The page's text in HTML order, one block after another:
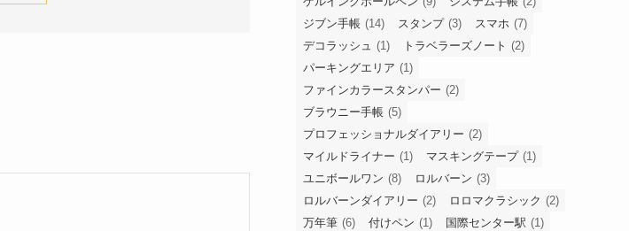
ジブン手帳 (14) スタンプ (3) スマホ (7)
デコラッシュ (1) トラベラーズノート (2)
パーキングエリア (1)
ファインカラースタンパー (2)
ブラウニー手帳 (5)
プロフェッショナルダイアリー (2)
マイルドライナー (1) マスキングテープ (1)
ユニボールワン (8) ロルバーン (3)
ロルバーンダイアリー (2) ロロマクラシック (2)
万年筆 (6) 付けペン (1) 国際センター駅 (1)